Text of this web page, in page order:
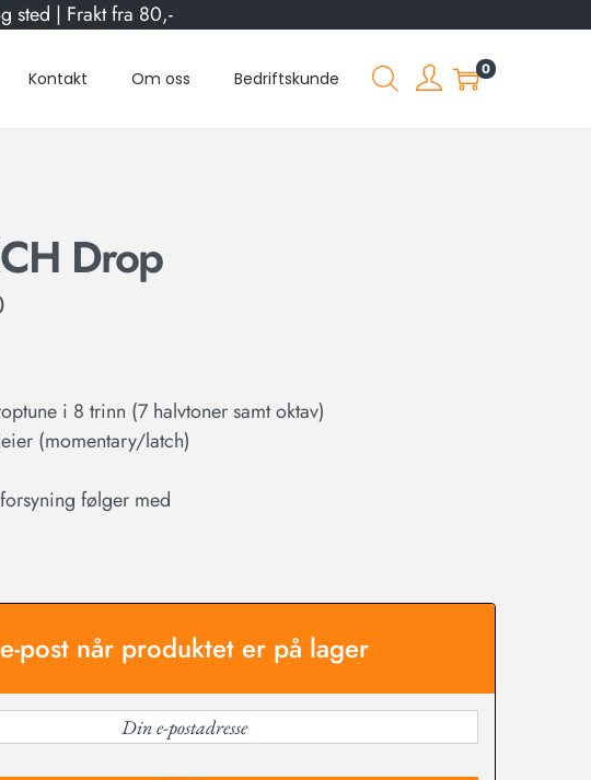
sted | Frakt fra 80,-
Kontakt Om oss Bedriftskunde 0
Drop
i 8 trinn (7 halvtoner samt oktav)
(momentary/latch)
følger med
e-post når produktet er på lager